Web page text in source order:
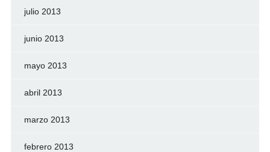
julio 2013
junio 2013
mayo 2013
abril 2013
marzo 2013
febrero 2013